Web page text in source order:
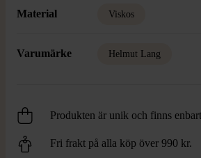
Material Viskos
Varumärke Helmut Lang
Produkten är unik och finns
Fri frakt på alla köp över 990 kr.